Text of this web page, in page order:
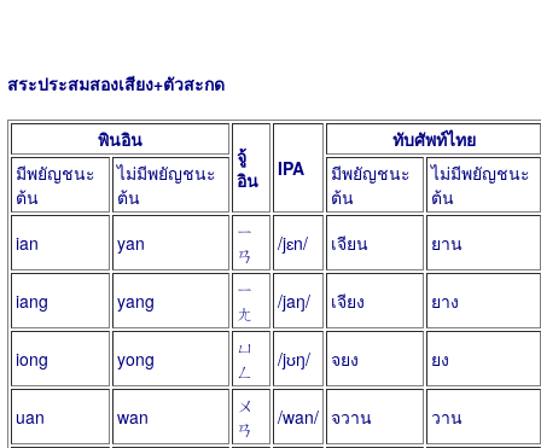
สระประสมสองเสียง+ตัวสะกด
พินอิน
จู้
อิน
IPA
ทับศัพท์ไทย
มีพยัญชนะ
ต้น
ไม่มีพยัญชนะ
ต้น
มีพยัญชนะ
ต้น
ไม่มีพยัญชนะ
ต้น
ian
yan
ㄧ
ㄢ
/jɛn/ เจียน ยาน
iang yang
ㄧ
ㄤ
/jaŋ/ เจียง ยาง
iong yong
ㄩ
ㄥ
/jʊŋ/ จยง ยง
uan wan
ㄨ
ㄢ
/wan/ จวาน วาน